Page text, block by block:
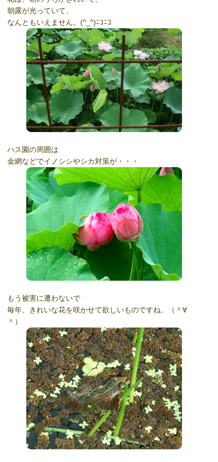
朝露が光っていて、
なんともいえません。(^_^)ﾆｺﾆｺ
ハス園の周囲は
金網などでイノシシやシカ対策が・・・
もう被害に遭わないで
毎年、きれいな花を咲かせて欲しいものですね。（＾∀
＾）